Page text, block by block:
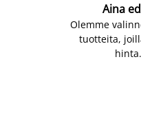
Aina
Olemme
tuotteita,